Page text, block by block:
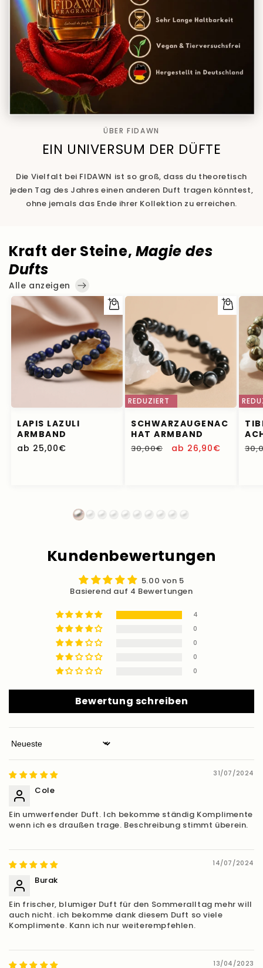
ÜBER FIDAWN
EIN UNIVERSUM DER DÜFTE
Die Vielfalt bei FIDAWN ist so groß, dass du theoretisch
jeden Tag des Jahres einen anderen Duft tragen könntest,
ohne jemals das Ende ihrer Kollektion zu erreichen.
Kraft der Steine, Magie des
Dufts
Alle anzeigen
LAPIS LAZULI
ARMBAND
Normaler
ab 25,00€
Optionen
auswählen
REDUZIERT
SCHWARZAUGENAC
HAT ARMBAND
Normaler
30,00€ Verkaufspreis
ab 26,90€
Optionen
auswählen
Kundenbewertungen
5.00 von 5
Basierend auf 4 Bewertungen
4
0
0
0
0
Bewertung schreiben
Sort by
31/07/2024
Cole
Ein umwerfender Duft. Ich bekomme ständig Komplimente
wenn ich es draußen trage. Beschreibung stimmt überein.
14/07/2024
Burak
Ein frischer, blumiger Duft für den Sommeralltag mehr will
auch nicht. ich bekomme dank diesem Duft so viele
Komplimente. Kann ich nur weiterempfehlen.
13/04/2023